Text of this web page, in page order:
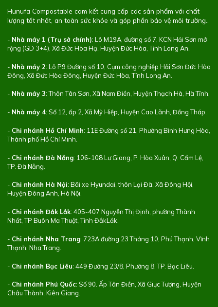
Hunufa Compostable cam kết cung cấp các sản phẩm với chất
lượng tốt nhất, an toàn sức khỏe và góp phần bảo vệ môi trường..
- Nhà máy 1 (Trụ sở chính): Lô M19A, đường số 7, KCN Hải Sơn mở
rộng (GD 3+4), Xã Đức Hòa Hạ, Huyện Đức Hòa, Tỉnh Long An.
- Nhà máy 2: Lô P9 Đường số 10, Cụm công nghiệp Hải Sơn Đức Hòa
Đông, Xã Đức Hòa Đông, Huyện Đức Hòa, Tỉnh Long An.
- Nhà máy 3: Thôn Tân Sơn, Xã Nam Điền, Huyện Thạch Hà, Hà Tĩnh.
- Nhà máy 4: Số 12, ấp 2, Xã Mỹ Hiệp, Huyện Cao Lãnh, Đồng Tháp.
- Chi nhánh Hồ Chí Minh: 11E Đường số 21, Phường Bình Hưng Hòa,
Thành phố Hồ Chí Minh.
- Chi nhánh Đà Nẵng: 106-108 Lư Giang, P. Hòa Xuân, Q. Cẩm Lệ,
TP. Đà Nẵng.
- Chi nhánh Hà Nội: Bãi xe Hyundai, thôn Lại Đà, Xã Đông Hội,
Huyện Đông Anh, Hà Nội.
- Chi nhánh Đắk Lắk: 405-407 Nguyễn Thị Định, phường Thành
Nhất, TP Buôn Ma Thuột, Tỉnh ĐắkLắk.
- Chi nhánh Nha Trang: 723A đường 23 Tháng 10, Phú Thạnh, Vĩnh
Thạnh, Nha Trang.
- Chi nhánh Bạc Liêu: 449 Đường 23/8, Phường 8, TP. Bạc Liêu.
- Chi nhánh Phú Quốc: Số 90. Ấp Tân Điền, Xã Giục Tượng, Huyện
Châu Thành, Kiên Giang.